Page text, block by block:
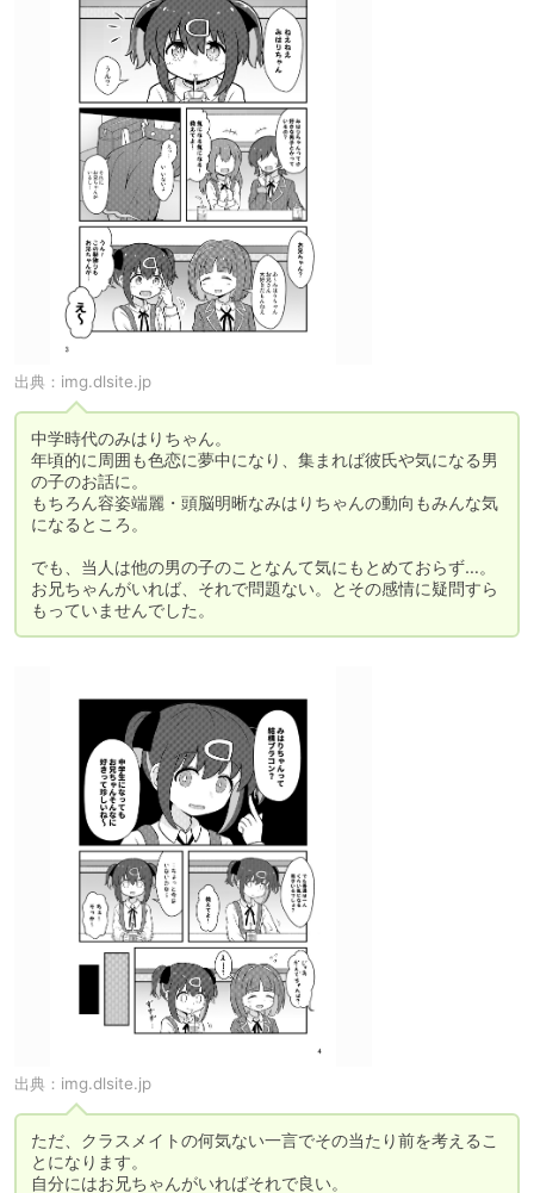
出典： img.dlsite.jp
中学時代のみはりちゃん。
年頃的に周囲も色恋に夢中になり、集まれば彼氏や気になる男
の子のお話に。
もちろん容姿端麗・頭脳明晰なみはりちゃんの動向もみんな気
になるところ。
でも、当人は他の男の子のことなんて気にもとめておらず…。
お兄ちゃんがいれば、それで問題ない。とその感情に疑問すら
もっていませんでした。
出典： img.dlsite.jp
ただ、クラスメイトの何気ない一言でその当たり前を考えるこ
とになります。
自分にはお兄ちゃんがいればそれで良い。